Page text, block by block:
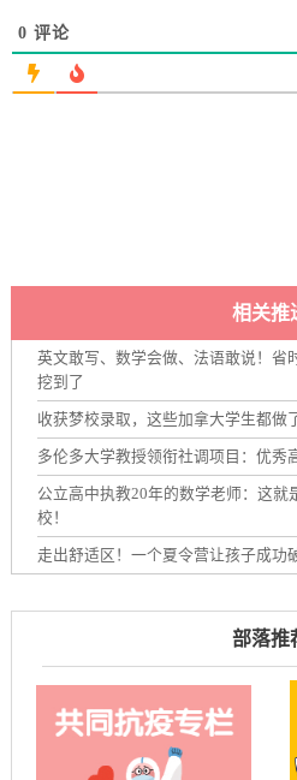
0 评论
相关推
英文敢写、数学会做、法语敢说！省
挖到了
收获梦校录取，这些加拿大学生都做
多伦多大学教授领衔社调项目：优秀
公立高中执教20年的数学老师：这就
校！
走出舒适区！一个夏令营让孩子成功
部落推